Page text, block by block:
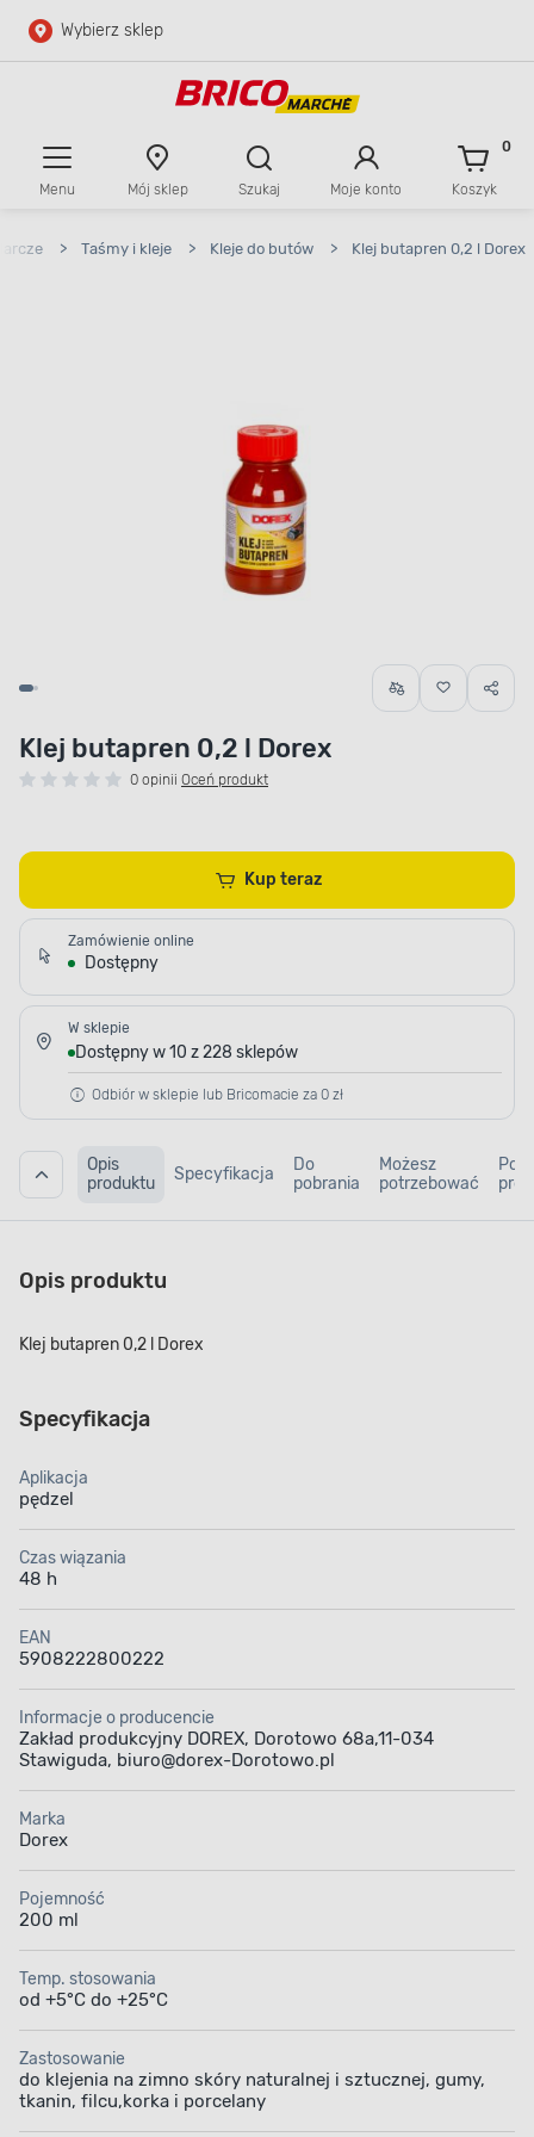
Przejdź do głównej zawartości
Wybierz sklep
Menu Mój sklep Szukaj Moje konto Koszyk
0
> Taśmy i kleje > Kleje do butów > Klej butapren 0,2 l Dorex
Klej butapren 0,2 l Dorex
0 opinii Oceń produkt
Kup teraz
Zamówienie online
Dostępny
W sklepie
Dostępny w 10 z 228 sklepów
Odbiór w sklepie lub Bricomacie za 0 zł
Opis
produktu
Specyfikacja
Do
pobrania
Możesz
potrzebować
Opis produktu
Klej butapren 0,2 l Dorex
Specyfikacja
Aplikacja
pędzel
Czas wiązania
48 h
EAN
5908222800222
Informacje o producencie
Zakład produkcyjny DOREX, Dorotowo 68a,11-034
Stawiguda, biuro@dorex-Dorotowo.pl
Marka
Dorex
Pojemność
200 ml
Temp. stosowania
od +5°C do +25°C
Zastosowanie
do klejenia na zimno skóry naturalnej i sztucznej, gumy,
tkanin, filcu,korka i porcelany